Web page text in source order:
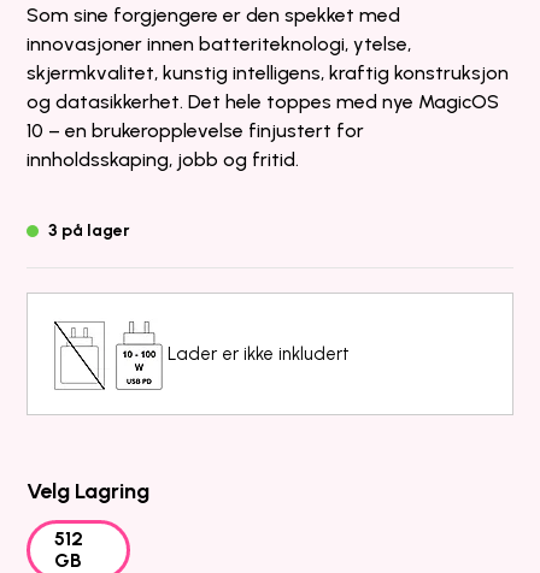
Som sine forgjengere er den spekket med
innovasjoner innen batteriteknologi, ytelse,
skjermkvalitet, kunstig intelligens, kraftig konstruksjon
og datasikkerhet. Det hele toppes med nye MagicOS
10 – en brukeropplevelse finjustert for
innholdsskaping, jobb og fritid.
3 på lager
Lader er ikke inkludert
Velg Lagring
512
GB